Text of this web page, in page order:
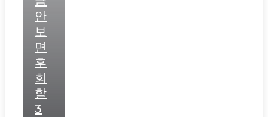
안
보
면
후
회
할
3